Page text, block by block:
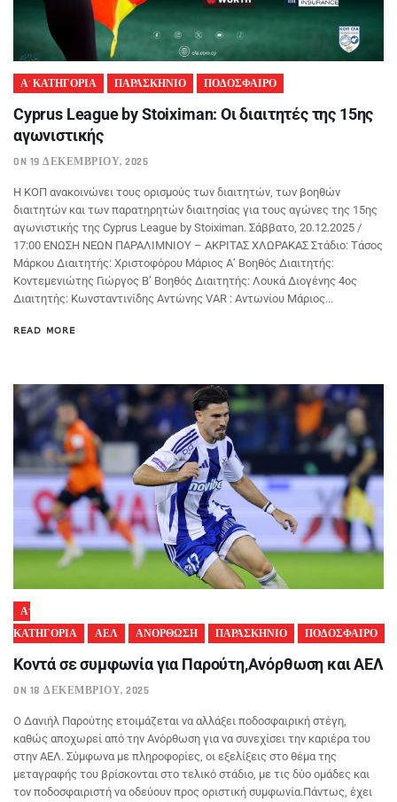
Α' ΚΑΤΗΓΟΡΙΑ ΠΑΡΑΣΚΗΝΙΟ ΠΟΔΟΣΦΑΙΡΟ
Cyprus League by Stoiximan: Οι διαιτητές της 15ης
αγωνιστικής
ON 19 ΔΕΚΕΜΒΡΊΟΥ, 2025
Η ΚΟΠ ανακοινώνει τους ορισμούς των διαιτητών, των βοηθών
διαιτητών και των παρατηρητών διαιτησίας για τους αγώνες της 15ης
αγωνιστικής της Cyprus League by Stoiximan. Σάββατο, 20.12.2025 /
17:00 ΕΝΩΣΗ ΝΕΩΝ ΠΑΡΑΛΙΜΝΙΟΥ – ΑΚΡΙΤΑΣ ΧΛΩΡΑΚΑΣ Στάδιο: Τάσος
Μάρκου Διαιτητής: Χριστοφόρου Μάριος Α’ Βοηθός Διαιτητής:
Κοντεμενιώτης Γιώργος Β’ Βοηθός Διαιτητής: Λουκά Διογένης 4ος
Διαιτητής: Κωνσταντινίδης Αντώνης VAR : Αντωνίου Μάριος...
READ MORE
Α'
ΚΑΤΗΓΟΡΙΑ
ΑΕΛ ΑΝΟΡΘΩΣΗ ΠΑΡΑΣΚΗΝΙΟ ΠΟΔΟΣΦΑΙΡΟ
Koντά σε συμφωνία για Παρούτη,Ανόρθωση και ΑΕΛ
ON 18 ΔΕΚΕΜΒΡΊΟΥ, 2025
Ο Δανιήλ Παρούτης ετοιμάζεται να αλλάξει ποδοσφαιρική στέγη,
καθώς αποχωρεί από την Ανόρθωση για να συνεχίσει την καριέρα του
στην ΑΕΛ. Σύμφωνα με πληροφορίες, οι εξελίξεις στο θέμα της
μεταγραφής του βρίσκονται στο τελικό στάδιο, με τις δύο ομάδες και
τον ποδοσφαιριστή να οδεύουν προς οριστική συμφωνία.Πάντως, έχει